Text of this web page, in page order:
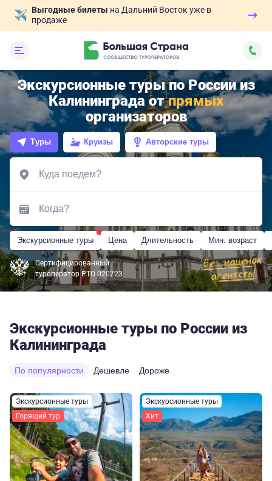
Выгодные билеты на Дальний Восток уже в
продаже
Экскурсионные туры по России из
Калининграда отпрямых
организаторов
Туры Круизы Авторские туры
Экскурсионные туры Цена Длительность Мин. возраст
Сертифицированный
туроператор РТО 020723
Экскурсионные туры по России из
Калининграда
По популярности Дешевле Дороже
Экскурсионные туры
Горящий тур
Экскурсионные туры
Хит